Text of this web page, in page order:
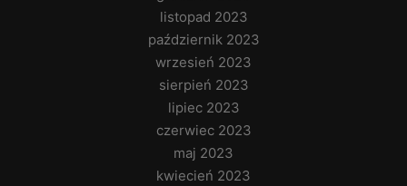
listopad 2023
październik 2023
wrzesień 2023
sierpień 2023
lipiec 2023
czerwiec 2023
maj 2023
kwiecień 2023